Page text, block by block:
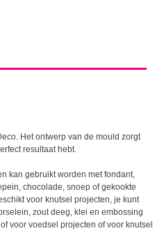
Het ontwerp van de mould zorgt
resultaat hebt.
kan gebruikt worden met fondant,
chocolade, snoep of gekookte
voor knutsel projecten, je kunt
zout deeg, klei en embossing
voor voedsel projecten of voor knutsel